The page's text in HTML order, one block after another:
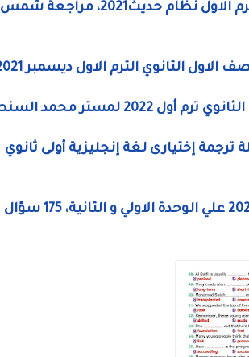
ليلة امتحان اللغه الانجليزيه للصف الاول الثانوي الترم الاول نظام حديث2021، مراجعة شمس
الثانوي الترم الاول ديسمبر 2021
لمستر محمد السنط
ترجمة إختيارى لغة إنجليزية أولى ثانوي
امتحان لغة إنجليزية للصف الاول الثانوي ترم أول 2022 علي الوحدة الاولي و الثانية، 175 سؤال